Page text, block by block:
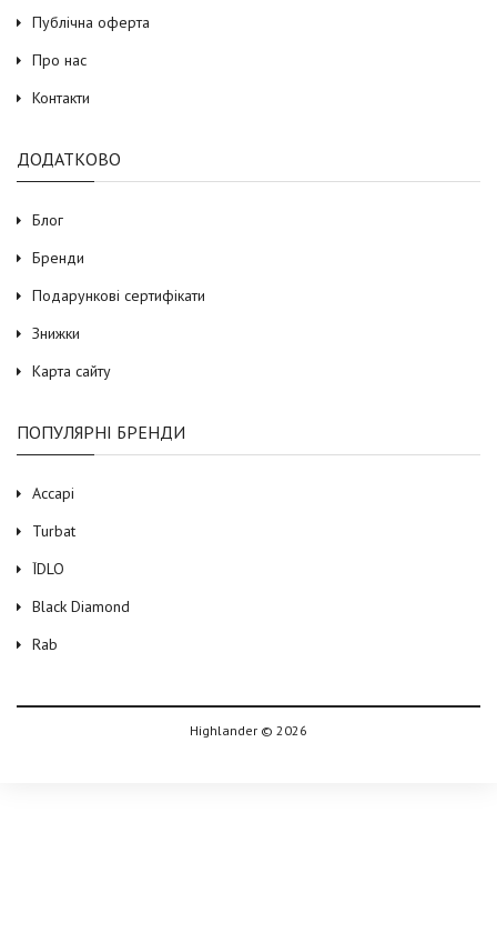
Публічна оферта
Про нас
Контакти
ДОДАТКОВО
Блог
Бренди
Подарункові сертифікати
Знижки
Карта сайту
ПОПУЛЯРНІ БРЕНДИ
Accapi
Turbat
ЇDLO
Black Diamond
Rab
Highlander © 2026